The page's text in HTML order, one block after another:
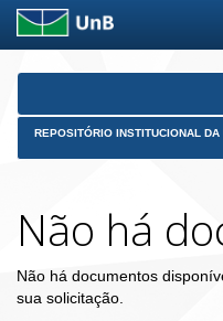
Skip
REPOSITÓRIO INSTITUCIONAL DA
Não há
Não há documentos
sua solicitação.